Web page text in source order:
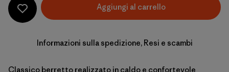
Aggiungi al carrello
Informazioni sulla spedizione, Resi e scambi
Classico berretto realizzato in caldo e confortevole